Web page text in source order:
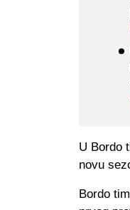
U Bordo
novu
Bordo